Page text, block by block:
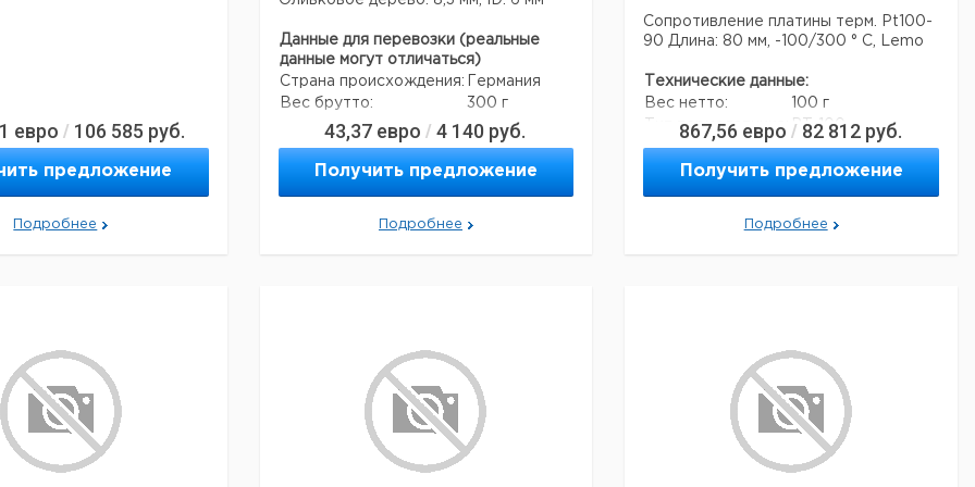
евро / 106 585 руб.
предложение
Подробнее
Данные для перевозки (реальные
данные могут отличаться)
Страна происхождения:
Германия
Вес брутто:
300 г
43,37 евро / 4 140 руб.
Получить предложение
Подробнее
Сопротивление платины терм. Pt100-
90 Длина: 80 мм, -100/300 ° C, Lemo
Технические данные:
Вес нетто:
100 г
Тип термодатчика:
PT-100
Страна происхождения: Германия
867,56 евро / 82 812 руб.
Получить предложение
Подробнее